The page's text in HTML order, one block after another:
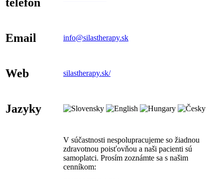
telefón
Email info@silastherapy.sk
Web silastherapy.sk/
Jazyky
V súčastnosti nespolupracujeme so žiadnou
zdravotnou poisťovňou a naši pacienti sú
samoplatci. Prosím zoznámte sa s našim
cenníkom: